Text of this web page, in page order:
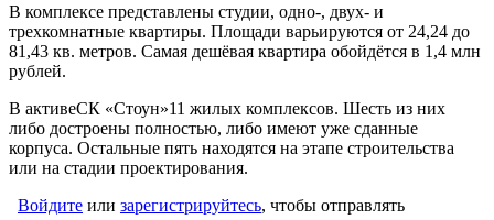
В комплексе представлены студии, одно-, двух- и
трехкомнатные квартиры. Площади варьируются от 24,24 до
81,43 кв. метров. Самая дешёвая квартира обойдётся в 1,4 млн
рублей.
В активеСК «Стоун»11 жилых комплексов. Шесть из них
либо достроены полностью, либо имеют уже сданные
корпуса. Остальные пять находятся на этапе строительства
или на стадии проектирования.
Войдите или зарегистрируйтесь, чтобы отправлять